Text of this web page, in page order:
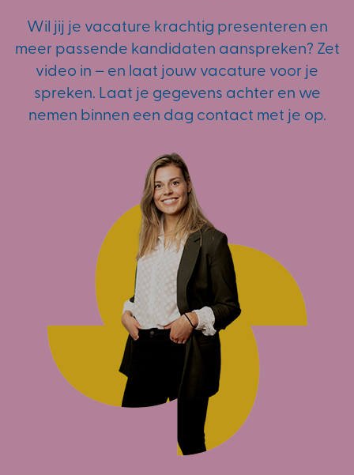
Wil jij je vacature krachtig presenteren en
meer passende kandidaten aanspreken? Zet
video in – en laat jouw vacature voor je
spreken. Laat je gegevens achter en we
nemen binnen een dag contact met je op.